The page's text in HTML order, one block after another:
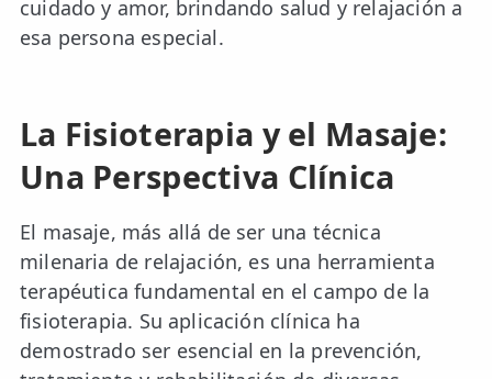
cuidado y amor, brindando salud y relajación a
esa persona especial​.
La Fisioterapia y el Masaje:
Una Perspectiva Clínica
El masaje, más allá de ser una técnica
milenaria de relajación, es una herramienta
terapéutica fundamental en el campo de la
fisioterapia. Su aplicación clínica ha
demostrado ser esencial en la prevención,